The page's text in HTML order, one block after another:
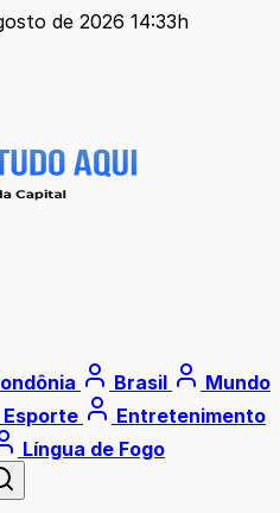
de 2026 14:33h
Brasil
Mundo
Esporte
Entretenimento
Língua de Fogo